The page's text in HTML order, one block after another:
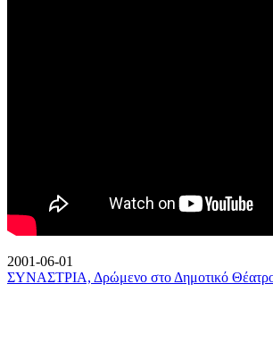
2001-06-01
ΣΥΝΑΣΤΡΙΑ, Δρώμενο στο Δημοτικό